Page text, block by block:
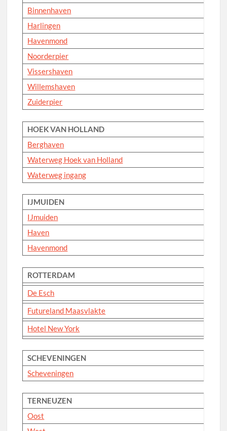
Binnenhaven
Harlingen
Havenmond
Noorderpier
Vissershaven
Willemshaven
Zuiderpier
HOEK VAN HOLLAND
Berghaven
Waterweg Hoek van Holland
Waterweg ingang
IJMUIDEN
IJmuiden
Haven
Havenmond
ROTTERDAM
De Esch
Futureland Maasvlakte
Hotel New York
SCHEVENINGEN
Scheveningen
TERNEUZEN
Oost